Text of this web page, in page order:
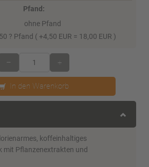
Pfand:
ohne Pfand
? Pfand ( +4,50 EUR = 18,00 EUR )
– +
In den Warenkorb
koffeinhaltiges
mit Pflanzenextrakten und